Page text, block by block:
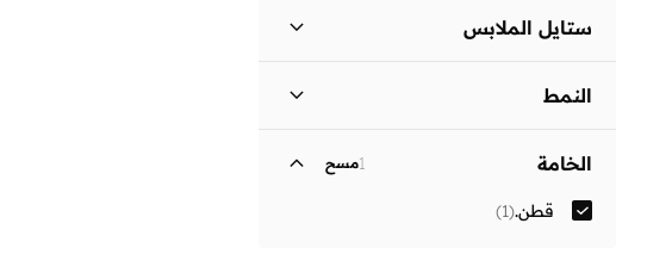
ستايل الملابس
النمط
الخامة 1مسح
قطن.(
1
)